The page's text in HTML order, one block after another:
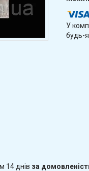
У
будь-
14 днів за